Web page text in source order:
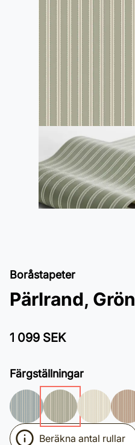
Boråstapeter
Pärlrand, Grön
1 099 SEK
Färgställningar
Beräkna antal rullar